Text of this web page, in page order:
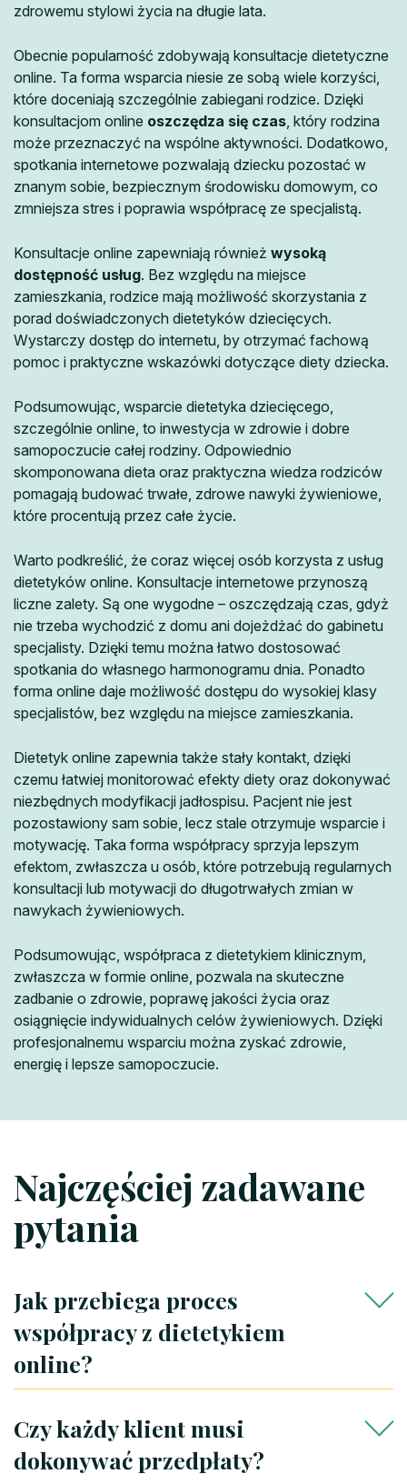
zdrowemu stylowi życia na długie lata.
Obecnie popularność zdobywają konsultacje dietetyczne
online. Ta forma wsparcia niesie ze sobą wiele korzyści,
które doceniają szczególnie zabiegani rodzice. Dzięki
konsultacjom online oszczędza się czas, który rodzina
może przeznaczyć na wspólne aktywności. Dodatkowo,
spotkania internetowe pozwalają dziecku pozostać w
znanym sobie, bezpiecznym środowisku domowym, co
zmniejsza stres i poprawia współpracę ze specjalistą.
Konsultacje online zapewniają również wysoką
dostępność usług. Bez względu na miejsce
zamieszkania, rodzice mają możliwość skorzystania z
porad doświadczonych dietetyków dziecięcych.
Wystarczy dostęp do internetu, by otrzymać fachową
pomoc i praktyczne wskazówki dotyczące diety dziecka.
Podsumowując, wsparcie dietetyka dziecięcego,
szczególnie online, to inwestycja w zdrowie i dobre
samopoczucie całej rodziny. Odpowiednio
skomponowana dieta oraz praktyczna wiedza rodziców
pomagają budować trwałe, zdrowe nawyki żywieniowe,
które procentują przez całe życie.
Warto podkreślić, że coraz więcej osób korzysta z usług
dietetyków online. Konsultacje internetowe przynoszą
liczne zalety. Są one wygodne – oszczędzają czas, gdyż
nie trzeba wychodzić z domu ani dojeżdżać do gabinetu
specjalisty. Dzięki temu można łatwo dostosować
spotkania do własnego harmonogramu dnia. Ponadto
forma online daje możliwość dostępu do wysokiej klasy
specjalistów, bez względu na miejsce zamieszkania.
Dietetyk online zapewnia także stały kontakt, dzięki
czemu łatwiej monitorować efekty diety oraz dokonywać
niezbędnych modyfikacji jadłospisu. Pacjent nie jest
pozostawiony sam sobie, lecz stale otrzymuje wsparcie i
motywację. Taka forma współpracy sprzyja lepszym
efektom, zwłaszcza u osób, które potrzebują regularnych
konsultacji lub motywacji do długotrwałych zmian w
nawykach żywieniowych.
Podsumowując, współpraca z dietetykiem klinicznym,
zwłaszcza w formie online, pozwala na skuteczne
zadbanie o zdrowie, poprawę jakości życia oraz
osiągnięcie indywidualnych celów żywieniowych. Dzięki
profesjonalnemu wsparciu można zyskać zdrowie,
energię i lepsze samopoczucie.
Najczęściej zadawane
pytania
Jak przebiega proces
współpracy z dietetykiem
online?
Czy każdy klient musi
dokonywać przedpłaty?